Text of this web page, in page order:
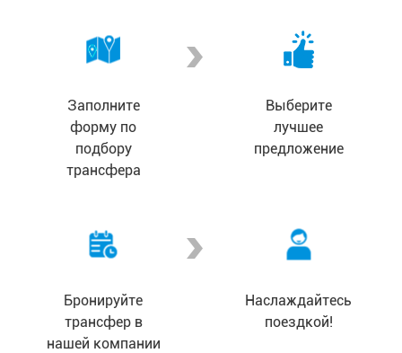
Заполните
форму по
подбору
трансфера
Выберите
лучшее
предложение
Бронируйте
трансфер в
нашей компании
Наслаждайтесь
поездкой!